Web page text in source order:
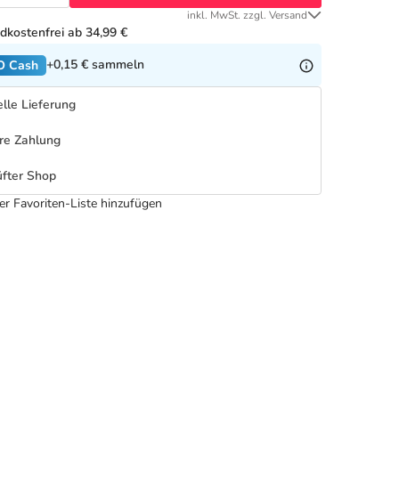
inkl. MwSt. zzgl. Versand
ab 34,99 €
Cash +0,15 € sammeln
Lieferung
Zahlung
Shop
Favoriten-Liste hinzufügen